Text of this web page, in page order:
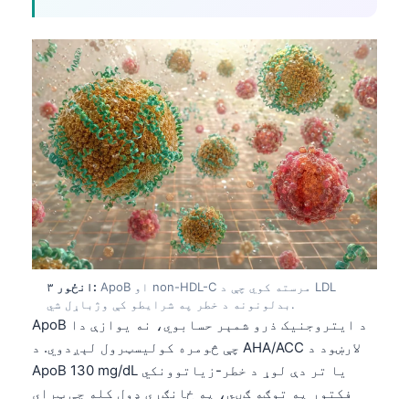
انځور ۳: ApoB او non-HDL-C مرسته کوي چې د LDL
بدلونونه د خطر په شرایطو کې وژباړل شي.
ApoB د ایتروجنیک ذرو شمېر حسابوي، نه یوازې دا
چې څومره کولیسټرول لېږدوي. د AHA/ACC لارښود د
ApoB 130 mg/dL یا تر دې لوړ د خطر-زیاتوونکي
فکتور په توګه ګڼي، په ځانګړي ډول کله چې ټرای